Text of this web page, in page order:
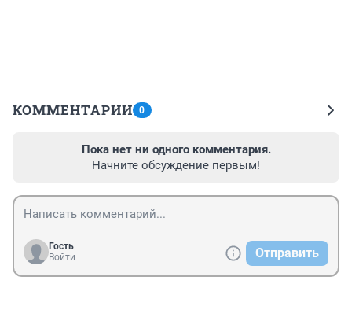
КОММЕНТАРИИ 0
Пока нет ни одного комментария.
Начните обсуждение первым!
Гость
Войти
Отправить